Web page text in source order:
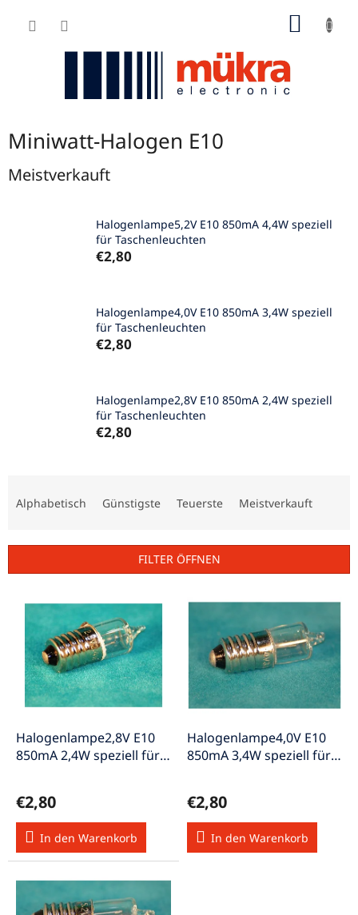
Inhalt
Miniwatt-Halogen E10
Meistverkauft
Halogenlampe5,2V E10 850mA 4,4W speziell
für Taschenleuchten
€2,80
Halogenlampe4,0V E10 850mA 3,4W speziell
für Taschenleuchten
€2,80
Halogenlampe2,8V E10 850mA 2,4W speziell
für Taschenleuchten
€2,80
k
g
Alphabetisch Günstigste Teuerste Meistverkauft
FILTER ÖFFNEN
u
e
Halogenlampe2,8V E10
850mA 2,4W speziell für
€2,80
In den Warenkorb
Halogenlampe4,0V E10
850mA 3,4W speziell für
€2,80
In den Warenkorb